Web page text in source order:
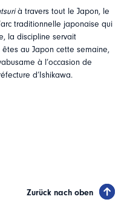
à travers tout le Japon, le
traditionnelle japonaise qui
la discipline servait
êtes au Japon cette semaine,
à l’occasion de
d’Ishikawa.
Zurück nach oben